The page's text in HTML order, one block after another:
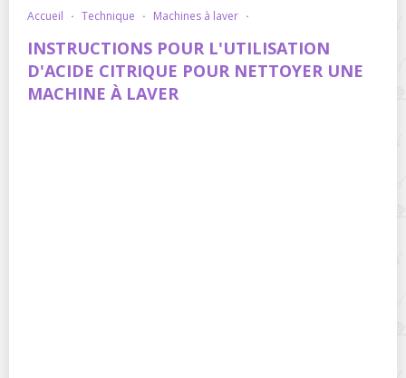
accueil · technique · machines à laver ·
INSTRUCTIONS POUR L'UTILISATION
D'ACIDE CITRIQUE POUR NETTOYER UNE
MACHINE À LAVER